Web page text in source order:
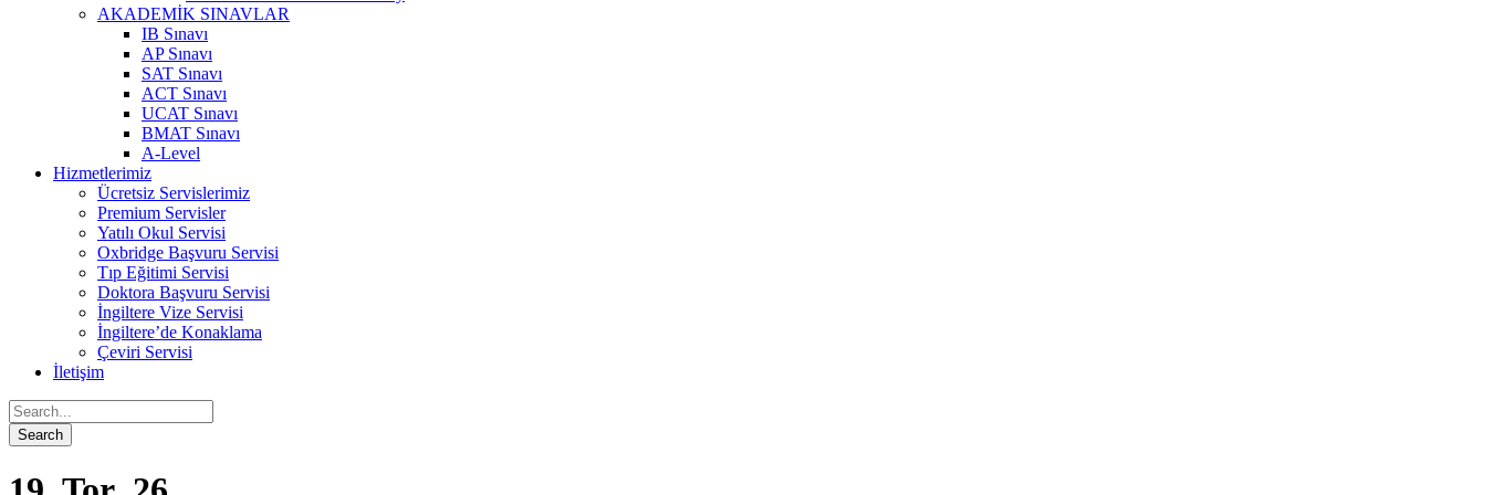
AKADEMİK SINAVLAR
IB Sınavı
AP Sınavı
SAT Sınavı
ACT Sınavı
UCAT Sınavı
BMAT Sınavı
A-Level
Hizmetlerimiz
Ücretsiz Servislerimiz
Premium Servisler
Yatılı Okul Servisi
Oxbridge Başvuru Servisi
Tıp Eğitimi Servisi
Doktora Başvuru Servisi
İngiltere Vize Servisi
İngiltere’de Konaklama
Çeviri Servisi
İletişim